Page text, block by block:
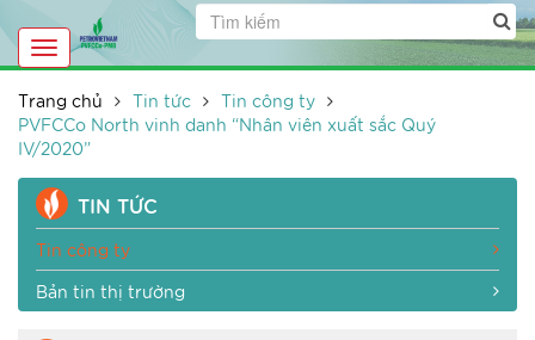
Toggle
navigation
Trang chủ
Tin tức
Tin công ty
PVFCCo North vinh danh “Nhân viên xuất sắc Quý
IV/2020”
TIN TỨC
Tin công ty
Bản tin thị trường